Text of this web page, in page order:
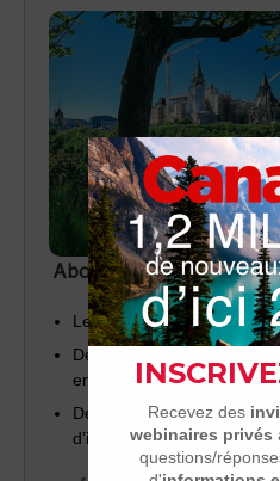
Abonnez-vouspour
Les dernières nouvelles
Des invitations à nos
en direct)
Des outils pratiques pour
d’installation